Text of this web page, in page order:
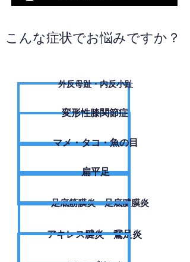
こんな症状でお悩みですか？
外反母趾・内反小趾
変形性膝関節症
​マメ・タコ・魚の目
扁平足
足底筋膜炎・足底腱膜炎
アキレス腱炎・鵞足炎